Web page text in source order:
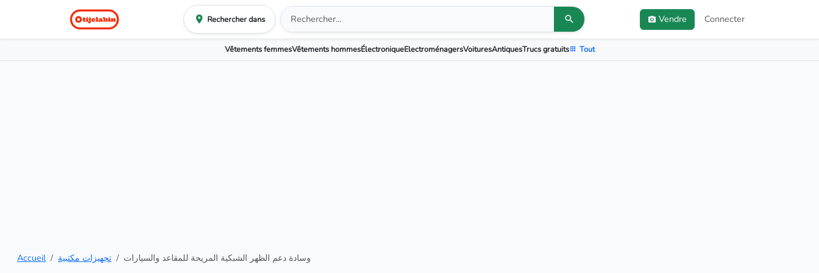
Rechercher dans Vendre Connecter
Vêtements femmesVêtements hommesÉlectroniqueElectroménagersVoituresAntiquesTrucs gratuits Tout
Accueil تجهيزات مكتبية وسادة دعم الظهر الشبكية المريحة للمقاعد والسيارات